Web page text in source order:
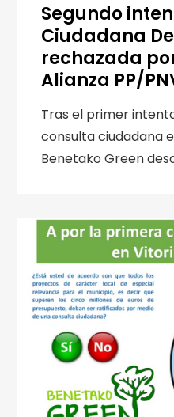
Segundo
Ciudadana
rechazada
Alianza PP/
Tras el primer
consulta ciudadana
Benetako Green